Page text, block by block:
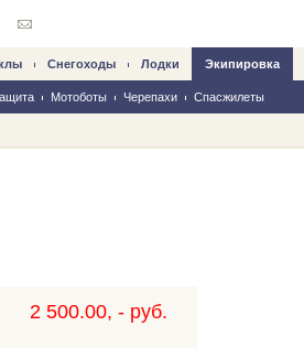
Снегоходы Лодки Экипировка
Мотоботы Черепахи Спасжилеты
2 500.00, - руб.